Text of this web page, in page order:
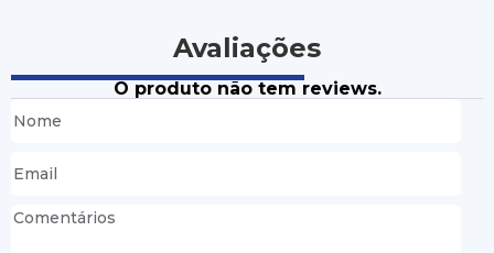
Avaliações
O produto não tem reviews.